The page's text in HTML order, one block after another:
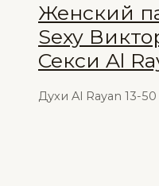
Женский
Sexy
Секси Al
Духи Al Rayan 13-